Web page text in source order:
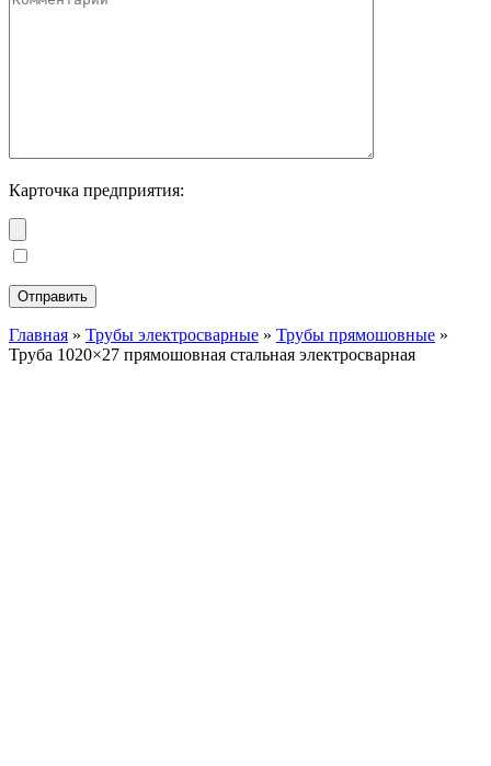
Карточка предприятия:
Главная » Трубы электросварные » Трубы прямошовные »
Труба 1020×27 прямошовная стальная электросварная